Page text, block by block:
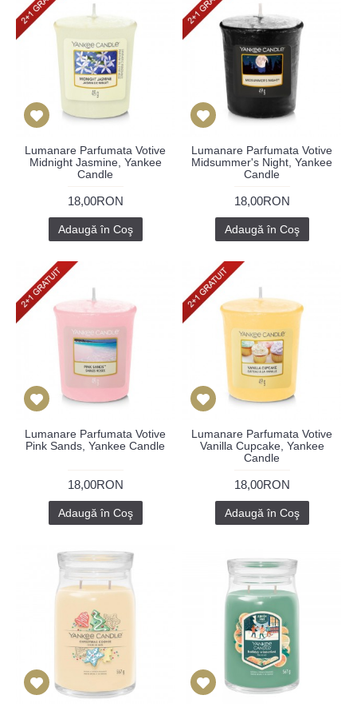
Lumanare Parfumata Votive
Midnight Jasmine, Yankee
Candle
18,00RON
Adaugă în Coş
Lumanare Parfumata Votive
Midsummer's Night, Yankee
Candle
18,00RON
Adaugă în Coş
Lumanare Parfumata Votive
Pink Sands, Yankee Candle
18,00RON
Adaugă în Coş
Lumanare Parfumata Votive
Vanilla Cupcake, Yankee
Candle
18,00RON
Adaugă în Coş